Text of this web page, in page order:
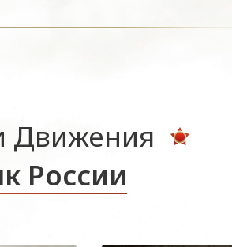
Движения
России